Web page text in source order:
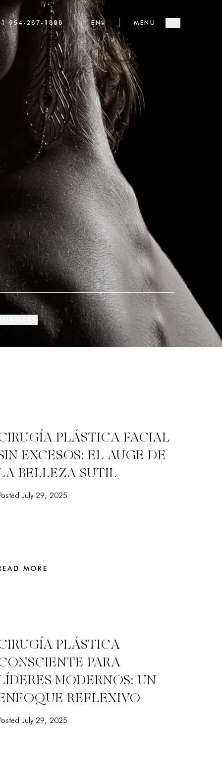
954-287-1808 EN🌐 MENU
PLÁSTICA FACIAL
EXCESOS: EL AUGE DE
BELLEZA SUTIL
July 29, 2025
MORE
PLÁSTICA
PARA
MODERNOS: UN
REFLEXIVO
July 29, 2025